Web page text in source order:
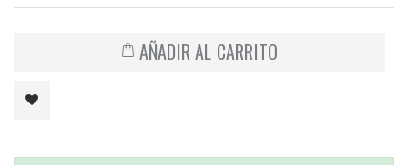
AÑADIR AL CARRITO